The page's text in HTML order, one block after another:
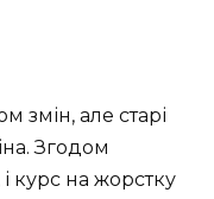
змін, але старі
Згодом
курс на жорстку